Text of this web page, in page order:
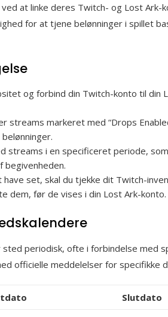
ved at linke deres Twitch- og Lost Ark-
for at tjene belønninger i spillet
og forbind din Twitch-konto til din
streams markeret med “Drops
streams i en specificeret periode,
have set, skal du tjekke dit Twitch-
dem, før de vises i din Lost Ark-konto.
periodisk, ofte i forbindelse med
officielle meddelelser for specifikke
Slutdato